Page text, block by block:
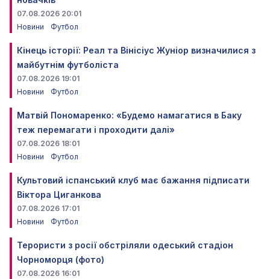
07.08.2026 20:01
Новини
Футбол
Кінець історії: Реал та Вінісіус Жуніор визначилися з
майбутнім футболіста
07.08.2026 19:01
Новини
Футбол
Матвій Пономаренко: «Будемо намагатися в Баку
теж перемагати і проходити далі»
07.08.2026 18:01
Новини
Футбол
Культовий іспанський клуб має бажання підписати
Віктора Циганкова
07.08.2026 17:01
Новини
Футбол
Терористи з росії обстріляли одеський стадіон
Чорноморця (фото)
07.08.2026 16:01